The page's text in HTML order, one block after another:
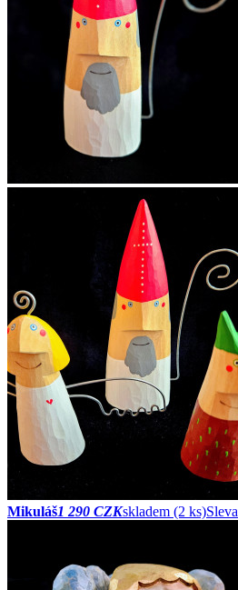
Mikuláš1 290 CZKskladem (2 ks)Sleva